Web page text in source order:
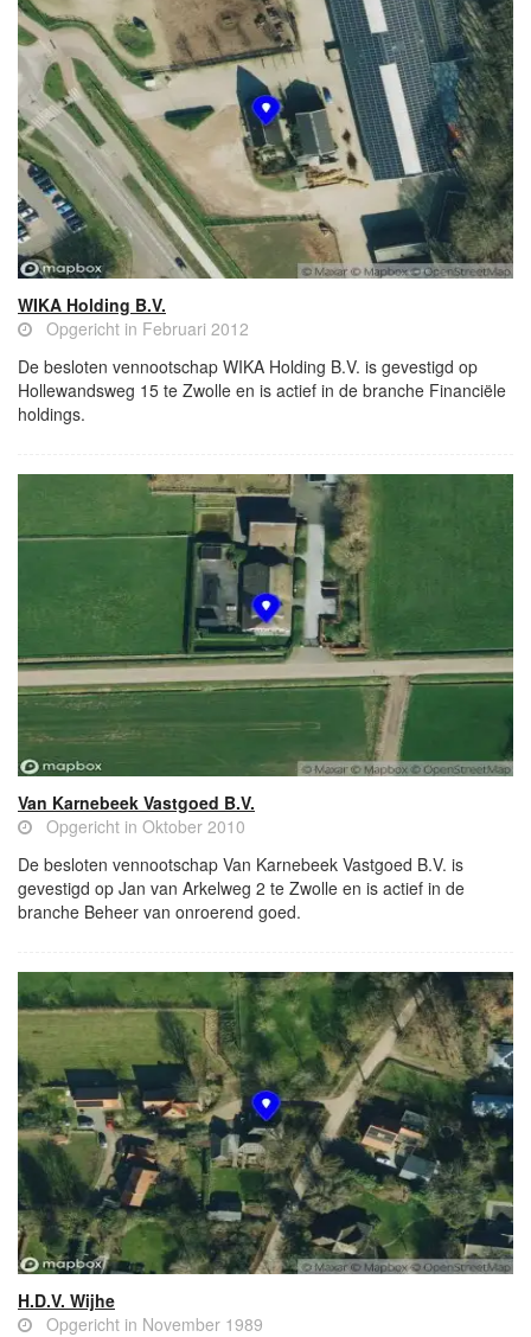
WIKA Holding B.V.
Opgericht in Februari 2012
De besloten vennootschap WIKA Holding B.V. is gevestigd op
Hollewandsweg 15 te Zwolle en is actief in de branche Financiële
holdings.
Van Karnebeek Vastgoed B.V.
Opgericht in Oktober 2010
De besloten vennootschap Van Karnebeek Vastgoed B.V. is
gevestigd op Jan van Arkelweg 2 te Zwolle en is actief in de
branche Beheer van onroerend goed.
H.D.V. Wijhe
Opgericht in November 1989